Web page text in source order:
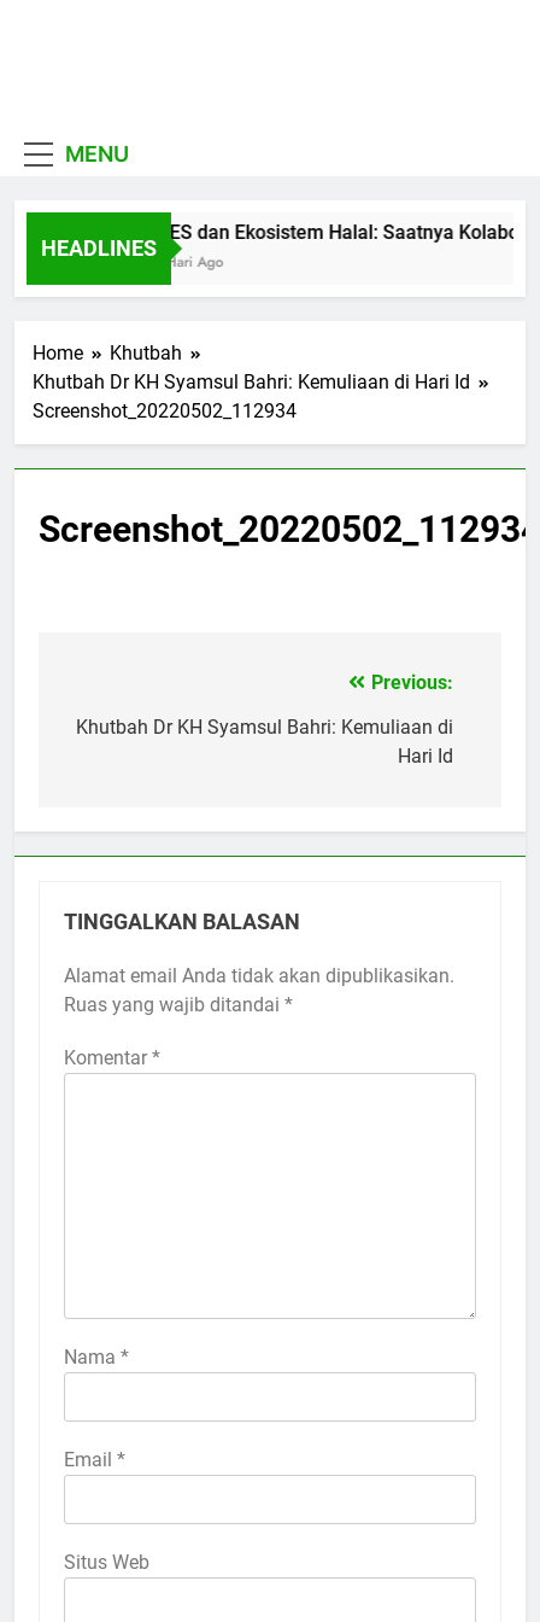
MENU
HEADLINES
MES dan Ekosistem Halal: Saatnya
3 Hari Ago
Home
Khutbah
Khutbah Dr KH Syamsul Bahri: Kemuliaan di Hari Id
Screenshot_20220502_112934
Screenshot_20220502_112934
pos
Previous:
Khutbah Dr KH Syamsul Bahri: Kemuliaan di
Hari Id
TINGGALKAN BALASAN
Alamat email Anda tidak akan dipublikasikan.
Ruas yang wajib ditandai *
Komentar *
Nama *
Email *
Situs Web